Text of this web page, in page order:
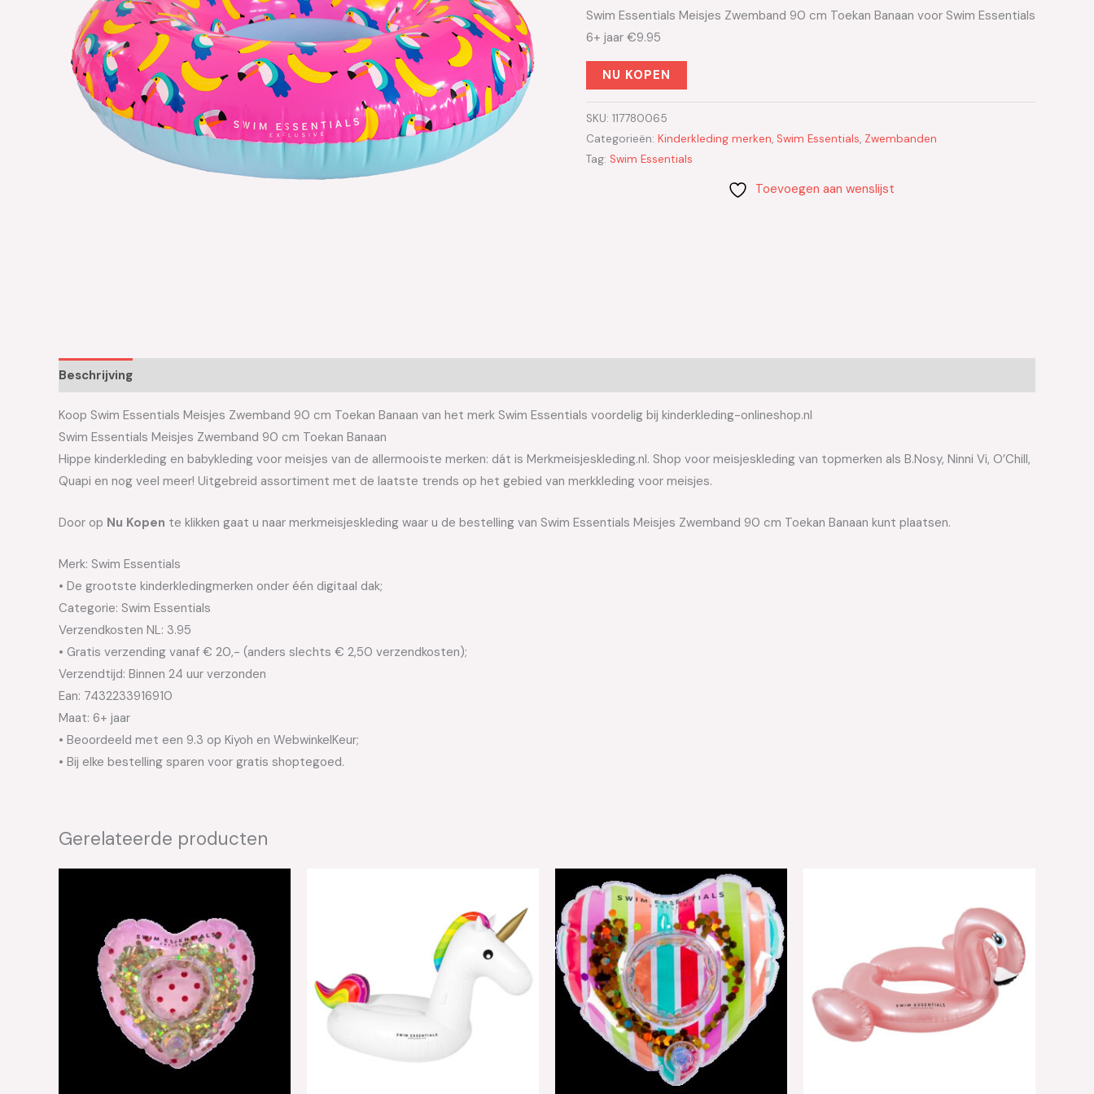
Swim Essentials Meisjes Zwemband 90 cm Toekan Banaan voor Swim Essentials
6+ jaar €9.95
NU KOPEN
SKU: 117780065
Categorieën: Kinderkleding merken, Swim Essentials, Zwembanden
Tag: Swim Essentials
Toevoegen aan wenslijst
Beschrijving
Koop Swim Essentials Meisjes Zwemband 90 cm Toekan Banaan van het merk Swim Essentials voordelig bij kinderkleding-onlineshop.nl
Swim Essentials Meisjes Zwemband 90 cm Toekan Banaan
Hippe kinderkleding en babykleding voor meisjes van de allermooiste merken: dát is Merkmeisjeskleding.nl. Shop voor meisjeskleding van topmerken als B.Nosy, Ninni Vi, O’Chill,
Quapi en nog veel meer! Uitgebreid assortiment met de laatste trends op het gebied van merkkleding voor meisjes.
Door op Nu Kopen te klikken gaat u naar merkmeisjeskleding waar u de bestelling van Swim Essentials Meisjes Zwemband 90 cm Toekan Banaan kunt plaatsen.
Merk: Swim Essentials
• De grootste kinderkledingmerken onder één digitaal dak;
Categorie: Swim Essentials
Verzendkosten NL: 3.95
• Gratis verzending vanaf € 20,- (anders slechts € 2,50 verzendkosten);
Verzendtijd: Binnen 24 uur verzonden
Ean: 7432233916910
Maat: 6+ jaar
• Beoordeeld met een 9.3 op Kiyoh en WebwinkelKeur;
• Bij elke bestelling sparen voor gratis shoptegoed.
Gerelateerde producten